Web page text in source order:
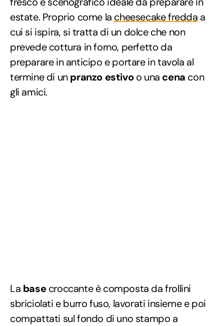
estate. Proprio come la cheesecake fredda a
cui si ispira, si tratta di un dolce che non
prevede cottura in forno, perfetto da
preparare in anticipo e portare in tavola al
termine di unpranzo estivoo una cena con
gli amici.
La basecroccante è composta da frollini
sbriciolati e burro fuso, lavorati insieme e poi
compattati sul fondo di uno stampo a